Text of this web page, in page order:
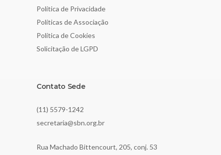
Política de Privacidade
Políticas de Associação
Política de Cookies
Solicitação de LGPD
Contato Sede
(11) 5579-1242
secretaria@sbn.org.br
Rua Machado Bittencourt, 205, conj. 53